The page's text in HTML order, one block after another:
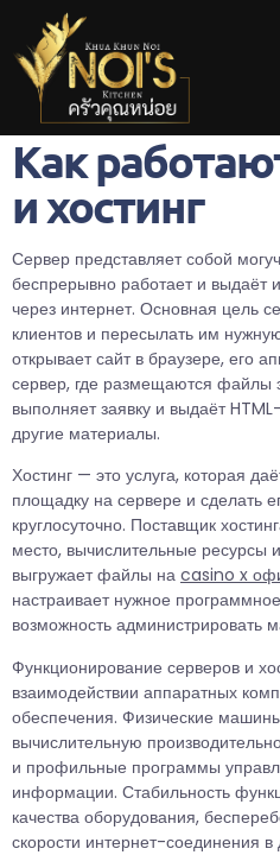
Как
сети и
Как
и хостинг
Сервер представляет собой
беспрерывно работает и
через интернет. Основная цель
клиентов и пересылать им
открывает сайт в браузере, его
сервер, где размещаются файлы
выполняет заявку и выдаёт
другие материалы.
Хостинг — это услуга, которая
площадку на сервере и сделать
круглосуточно. Поставщик
место, вычислительные ресурсы
выгружает файлы на casino x
настраивает нужное
возможность администрировать
Функционирование серверов и
взаимодействии аппаратных
обеспечения. Физические
вычислительную
и профильные программы
информации. Стабильность
качества оборудования,
скорости интернет-соединения в